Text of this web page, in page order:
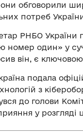
обговорили
потреб
РНБО України
номер один» у
він, є
подала
з
до голови
у розгляді